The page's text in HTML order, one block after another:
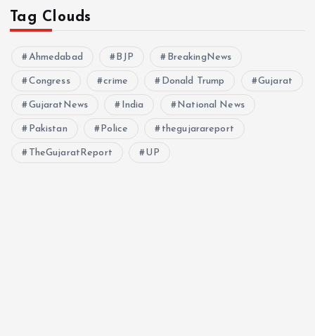
Tag Clouds
Ahmedabad BJP BreakingNews
Congress crime Donald Trump Gujarat
GujaratNews India National News
Pakistan Police thegujarareport
TheGujaratReport UP